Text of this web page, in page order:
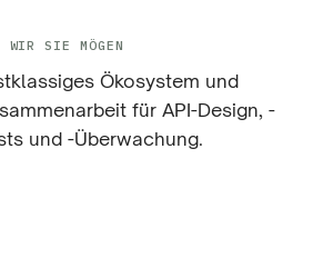
WIR SIE MÖGEN
Ökosystem und
für API-Design, -
und -Überwachung.